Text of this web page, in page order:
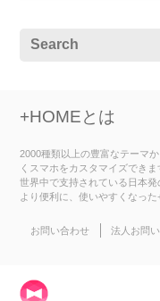
+HOMEとは
2000種類以上の豊富なテーマ
くスマホをカスタマイズできま
世界中で支持されている日本発
より便利に、使いやすくなっ
お問い合わせ 法人お問